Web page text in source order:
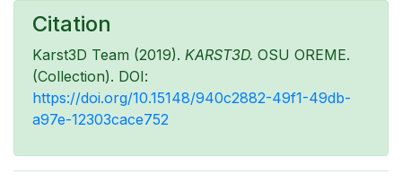
Citation
Karst3D Team (2019). KARST3D. OSU OREME.
(Collection). DOI:
https://doi.org/10.15148/940c2882-49f1-49db-
a97e-12303cace752